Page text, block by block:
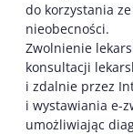
do korzystania
nieobecności.
Zwolnienie
konsultacji
i zdalnie przez
i wystawiania e-
umożliwiając